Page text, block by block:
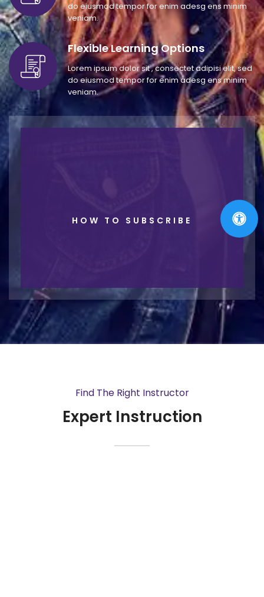
do eiusmod tempor for enim adesg ens minim
veniam.
Flexible Learning Options
Lorem ipsum dolor sit , consectet adipisi elit, sed
do eiusmod tempor for enim adesg ens minim
veniam.
HOW TO SUBSCRIBE
Find The Right Instructor
Expert Instruction